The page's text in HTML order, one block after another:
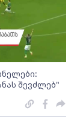
შევძლებ"